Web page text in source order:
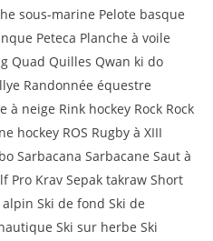
sous-marine Pelote basque
Peteca Planche à voile
Quad Quilles Qwan ki do
Randonnée équestre
neige Rink hockey Rock Rock
hockey ROS Rugby à XIII
Sarbacana Sarbacane Saut à
Pro Krav Sepak takraw Short
Ski de fond Ski de
Ski sur herbe Ski